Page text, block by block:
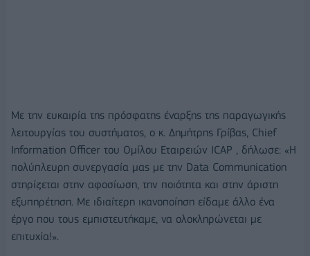
Με την ευκαιρία της πρόσφατης έναρξης της παραγωγικής
λειτουργίας του συστήματος, ο κ. Δημήτρης Γρίβας, Chief
Information Officer του Ομίλου Εταιρειών ICAP , δήλωσε: «Η
πολύπλευρη συνεργασία μας με την Data Communication
στηρίζεται στην αφοσίωση, την ποιότητα και στην άριστη
εξυπηρέτηση. Με ιδιαίτερη ικανοποίηση είδαμε άλλο ένα
έργο που τους εμπιστευτήκαμε, να ολοκληρώνεται με
επιτυχία!».